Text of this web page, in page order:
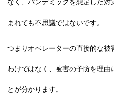
まれても不思議ではないです。
つまりオペレーターの直接的な被
わけではなく、 被害の予防を理由
とが分かります。